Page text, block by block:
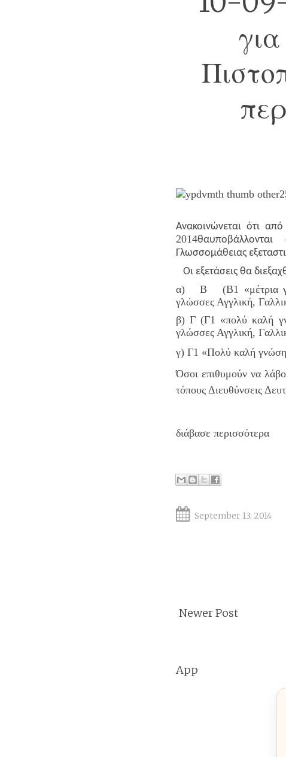
Ανακοινώνεται ότι από
2014θαυποβάλλονται
Γλωσσομάθειας
Οι εξετάσεις θα
α) Β (Β1 «μέτρια
γλώσσες Αγγλική,
β) Γ (Γ1 «πολύ καλή
γλώσσες Αγγλική,
γ) Γ1 «Πολύ καλή
Όσοι επιθυμούν να
τόπους Διευθύνσεις
διάβασε περισσότερα
September 13, 2014
Newer Post
App